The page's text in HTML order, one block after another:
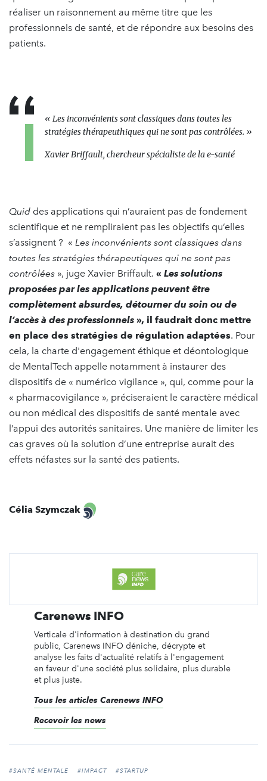
réaliser un raisonnement au même titre que les
professionnels de santé, et de répondre aux besoins des
patients.
« Les inconvénients sont classiques dans toutes les
stratégies thérapeuthiques qui ne sont pas contrôlées. »
Xavier Briffault, chercheur spécialiste de la e-santé
Quid des applications qui n’auraient pas de fondement
scientifique et ne rempliraient pas les objectifs qu’elles
s’assignent ? « Les inconvénients sont classiques dans
toutes les stratégies thérapeutiques qui ne sont pas
contrôlées », juge Xavier Briffault. « Les solutions
proposées par les applications peuvent être
complètement absurdes, détourner du soin ou de
l’accès à des professionnels », il faudrait donc mettre
en place des stratégies de régulation adaptées. Pour
cela, la charte d'engagement éthique et déontologique
de MentalTech appelle notamment à instaurer des
dispositifs de « numérico vigilance », qui, comme pour la
« pharmacovigilance », préciseraient le caractère médical
ou non médical des dispositifs de santé mentale avec
l’appui des autorités sanitaires. Une manière de limiter les
cas graves où la solution d’une entreprise aurait des
effets néfastes sur la santé des patients.
Célia Szymczak
Carenews INFO
Verticale d'information à destination du grand
public, Carenews INFO déniche, décrypte et
analyse les faits d'actualité relatifs à l'engagement
en faveur d'une société plus solidaire, plus durable
et plus juste.
Tous les articles Carenews INFO
Recevoir les news
#SANTÉ MENTALE #IMPACT #STARTUP